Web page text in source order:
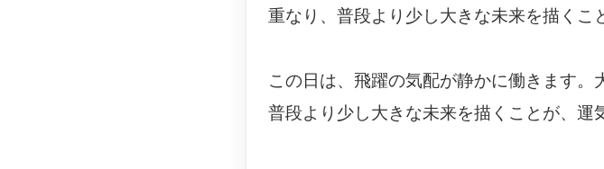
重なり、普段より少し大きな未来を描くこ
この日は、飛躍の気配が静かに働きます
普段より少し大きな未来を描くことが、運